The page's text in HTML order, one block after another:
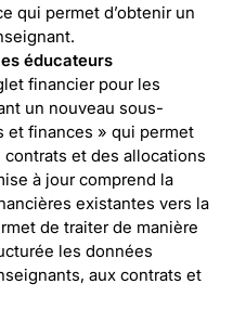
qui permet d’obtenir un
éducateurs
financier pour les
un nouveau sous-
et finances » qui permet
et des allocations
à jour comprend la
existantes vers la
de traiter de manière
les données
aux contrats et